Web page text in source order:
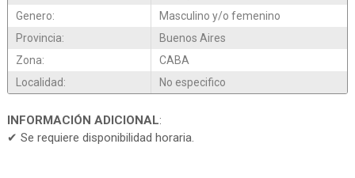
Genero:
Masculino y/o femenino
Provincia:
Buenos Aires
Zona:
CABA
Localidad:
No especifico
INFORMACIÓN ADICIONAL:
✔ Se requiere disponibilidad horaria.